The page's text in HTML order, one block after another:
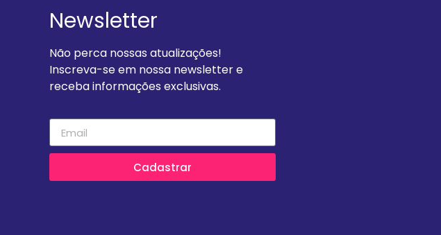
Newsletter
Não perca nossas atualizações!
Inscreva-se em nossa newsletter e
receba informações exclusivas.
Cadastrar